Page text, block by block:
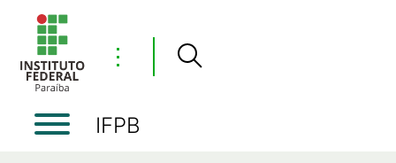
⋮
IFPB